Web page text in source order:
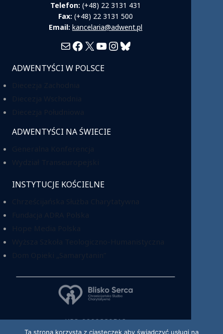
Telefon: (+48) 22 3131 431
Fax: (+48) 22 3131 500
Email: kancelaria@adwent.pl
MailFacebook
X YouTube
Instagram
Bluesky
ADWENTYŚCI W POLSCE
ADWENTYŚCI NA ŚWIECIE
INSTYTUCJE KOŚCIELNE
KRS: 0000220518
Ta strona korzysta z ciasteczek aby świadczyć usługi na